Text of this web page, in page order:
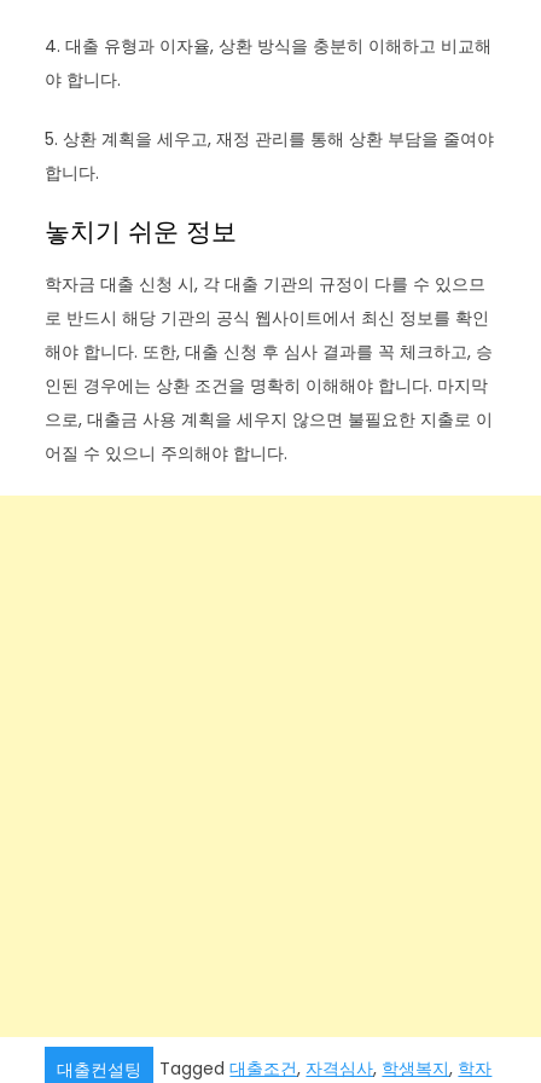
4. 대출 유형과 이자율, 상환 방식을 충분히 이해하고 비교해
야 합니다.
5. 상환 계획을 세우고, 재정 관리를 통해 상환 부담을 줄여야
합니다.
놓치기 쉬운 정보
학자금 대출 신청 시, 각 대출 기관의 규정이 다를 수 있으므
로 반드시 해당 기관의 공식 웹사이트에서 최신 정보를 확인
해야 합니다. 또한, 대출 신청 후 심사 결과를 꼭 체크하고, 승
인된 경우에는 상환 조건을 명확히 이해해야 합니다. 마지막
으로, 대출금 사용 계획을 세우지 않으면 불필요한 지출로 이
어질 수 있으니 주의해야 합니다.
대출컨설팅 Tagged대출조건, 자격심사, 학생복지, 학자